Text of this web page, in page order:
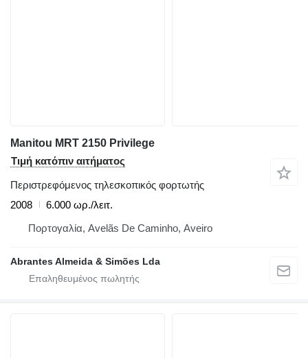
Manitou MRT 2150 Privilege
Τιμή κατόπιν αιτήματος
Περιστρεφόμενος τηλεσκοπικός φορτωτής
2008
6.000 ωρ./λειτ.
Πορτογαλία, Avelãs De Caminho, Aveiro
Abrantes Almeida & Simões Lda